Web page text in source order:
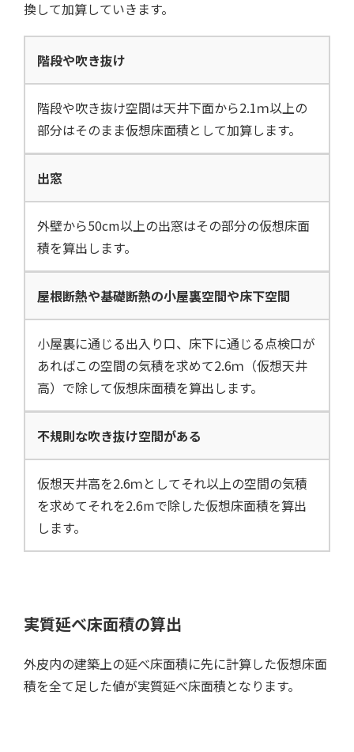
換して加算していきます。
階段や吹き抜け
階段や吹き抜け空間は天井下面から2.1ｍ以上の
部分はそのまま仮想床面積として加算します。
出窓
外壁から50cm以上の出窓はその部分の仮想床面
積を算出します。
屋根断熱や基礎断熱の小屋裏空間や床下空間
小屋裏に通じる出入り口、床下に通じる点検口が
あればこの空間の気積を求めて2.6ｍ（仮想天井
高）で除して仮想床面積を算出します。
不規則な吹き抜け空間がある
仮想天井高を2.6ｍとしてそれ以上の空間の気積
を求めてそれを2.6mで除した仮想床面積を算出
します。
実質延べ床面積の算出
外皮内の建築上の延べ床面積に先に計算した仮想床面
積を全て足した値が実質延べ床面積となります。